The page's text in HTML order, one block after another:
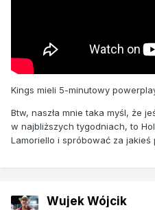
Kings mieli 5-minutowy
Btw, naszła mnie taka myśl, że
w najbliższych tygodniach, to
Lamoriello i spróbować za jakieś
Wujek Wójcik